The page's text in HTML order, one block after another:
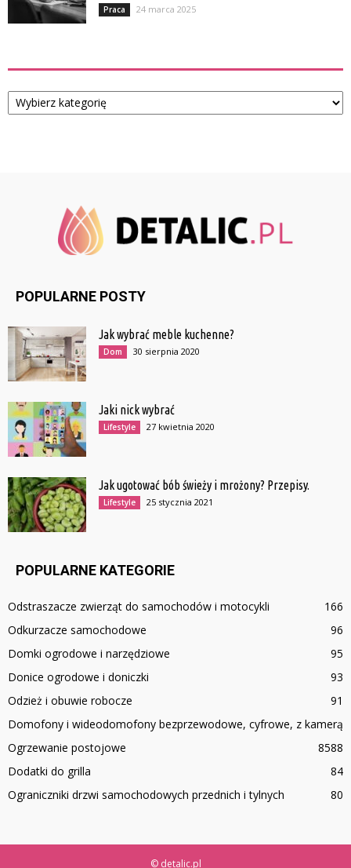
Praca 24 marca 2025
Kategorie
POPULARNE POSTY
Jak wybrać meble kuchenne?
Dom 30 sierpnia 2020
Jaki nick wybrać
Lifestyle 27 kwietnia 2020
Jak ugotować bób świeży i mrożony? Przepisy.
Lifestyle 25 stycznia 2021
POPULARNE KATEGORIE
Odstraszacze zwierząt do samochodów i motocykli
166
Odkurzacze samochodowe
96
Domki ogrodowe i narzędziowe
95
Donice ogrodowe i doniczki
93
Odzież i obuwie robocze
91
Domofony i wideodomofony bezprzewodowe, cyfrowe, z kamerą
88
Ogrzewanie postojowe
85
Dodatki do grilla
84
Ograniczniki drzwi samochodowych przednich i tylnych
80
© detalic.pl